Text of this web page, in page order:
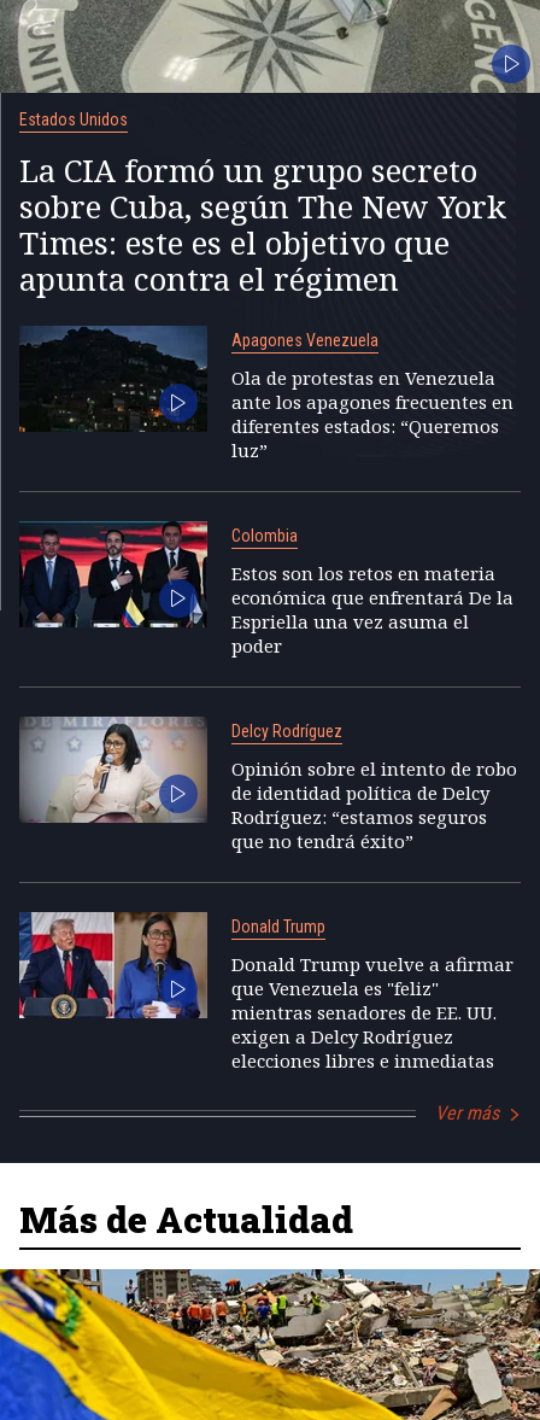
Estados Unidos
La CIA formó un grupo secreto
sobre Cuba, según The New York
Times: este es el objetivo que
apunta contra el régimen
Apagones Venezuela
Ola de protestas en Venezuela
ante los apagones frecuentes en
diferentes estados: “Queremos
luz”
Colombia
Estos son los retos en materia
económica que enfrentará De la
Espriella una vez asuma el
poder
Delcy Rodríguez
Opinión sobre el intento de robo
de identidad política de Delcy
Rodríguez: “estamos seguros
que no tendrá éxito”
Donald Trump
Donald Trump vuelve a afirmar
que Venezuela es "feliz"
mientras senadores de EE. UU.
exigen a Delcy Rodríguez
elecciones libres e inmediatas
Ver más
Más de Actualidad